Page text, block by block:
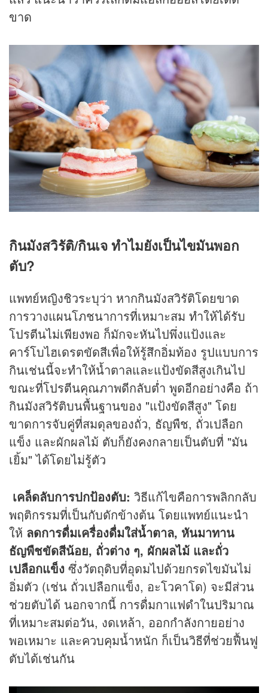
ขาด
กินมังสวิรัติ/กินเจ ทำไมยังเป็นไขมันพอก
ตับ?
แพทย์หญิงชิวระบุว่า หากกินมังสวิรัติโดยขาด
การวางแผนโภชนาการที่เหมาะสม ทำให้ได้รับ
โปรตีนไม่เพียงพอ ก็มักจะหันไปพึ่งแป้งและ
คาร์โบไฮเดรตขัดสีเพื่อให้รู้สึกอิ่มท้อง รูปแบบการ
กินเช่นนี้จะทำให้น้ำตาลและแป้งขัดสีสูงเกินไป
ขณะที่โปรตีนคุณภาพดีกลับต่ำ พูดอีกอย่างคือ ถ้า
กินมังสวิรัติบนพื้นฐานของ "แป้งขัดสีสูง" โดย
ขาดการจับคู่ที่สมดุลของถั่ว, ธัญพืช, ถั่วเปลือก
แข็ง และผักผลไม้ ตับก็ยังคงกลายเป็นตับที่ "มัน
เยิ้ม" ได้โดยไม่รู้ตัว
เคล็ดลับการปกป้องตับ: วิธีแก้ไขคือการพลิกกลับ
พฤติกรรมที่เป็นกับดักข้างต้น โดยแพทย์แนะนำ
ให้ ลดการดื่มเครื่องดื่มใส่น้ำตาล, หันมาทาน
ธัญพืชขัดสีน้อย, ถั่วต่าง ๆ, ผักผลไม้ และถั่ว
เปลือกแข็ง ซึ่งวัตถุดิบที่อุดมไปด้วยกรดไขมันไม่
อิ่มตัว (เช่น ถั่วเปลือกแข็ง, อะโวคาโด) จะมีส่วน
ช่วยตับได้ นอกจากนี้ การดื่มกาแฟดำในปริมาณ
ที่เหมาะสมต่อวัน, งดเหล้า, ออกกำลังกายอย่าง
พอเหมาะ และควบคุมน้ำหนัก ก็เป็นวิธีที่ช่วยฟื้นฟู
ตับได้เช่นกัน